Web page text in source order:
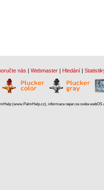
nás | Webmaster | Hledání |
(www.PalmHelp.cz), informace nejen ze světa